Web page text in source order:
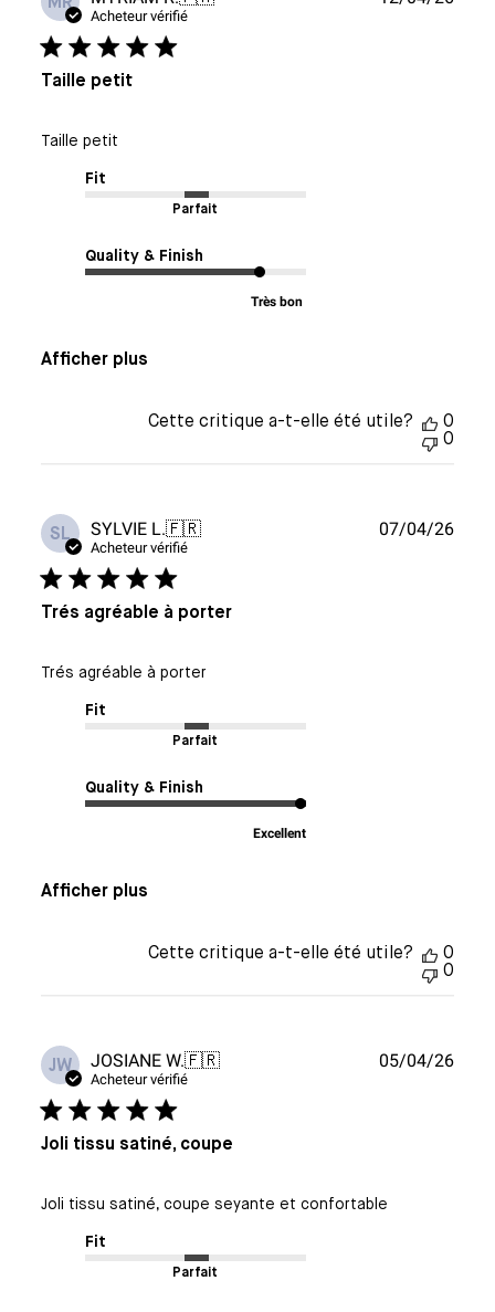
MR
Acheteur vérifié
Taille petit
Taille petit
Fit
Parfait
Quality & Finish
Très bon
Afficher plus
Cette critique a-t-elle été utile?
0
0
SL SYLVIE L.🇫🇷
Acheteur vérifié
Trés agréable à porter
Trés agréable à porter
Fit
Parfait
Quality & Finish
Excellent
Afficher plus
Date
07/04/26
Cette critique a-t-elle été utile?
0
0
JW JOSIANE W.🇫🇷
Acheteur vérifié
Joli tissu satiné, coupe
Joli tissu satiné, coupe seyante et confortable
Fit
Parfait
Date
05/04/26